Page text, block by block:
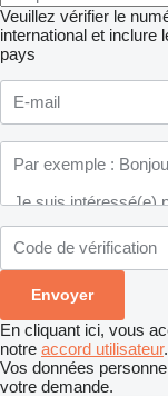
Veuillez vérifier le
international et inclure
pays
En cliquant ici, vous
notre accord utilisateur.
Vos données
votre demande.